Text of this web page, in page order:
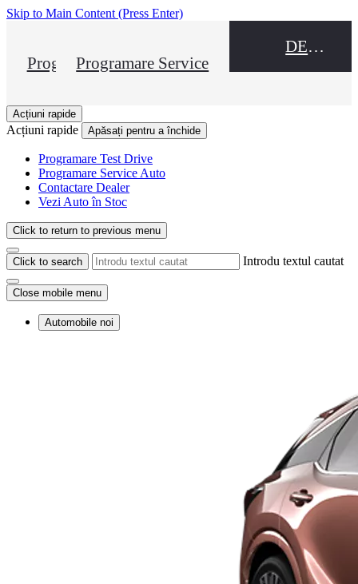
Skip to Main Content (Press Enter)
Programare Test Drive
Programare Service
DEALER NAME
Acțiuni rapide
Acțiuni rapide Apăsați pentru a închide
Programare Test Drive
Programare Service Auto
Contactare Dealer
Vezi Auto în Stoc
Click to return to previous menu
Click to search Introdu textul cautat
Close mobile menu
Automobile noi